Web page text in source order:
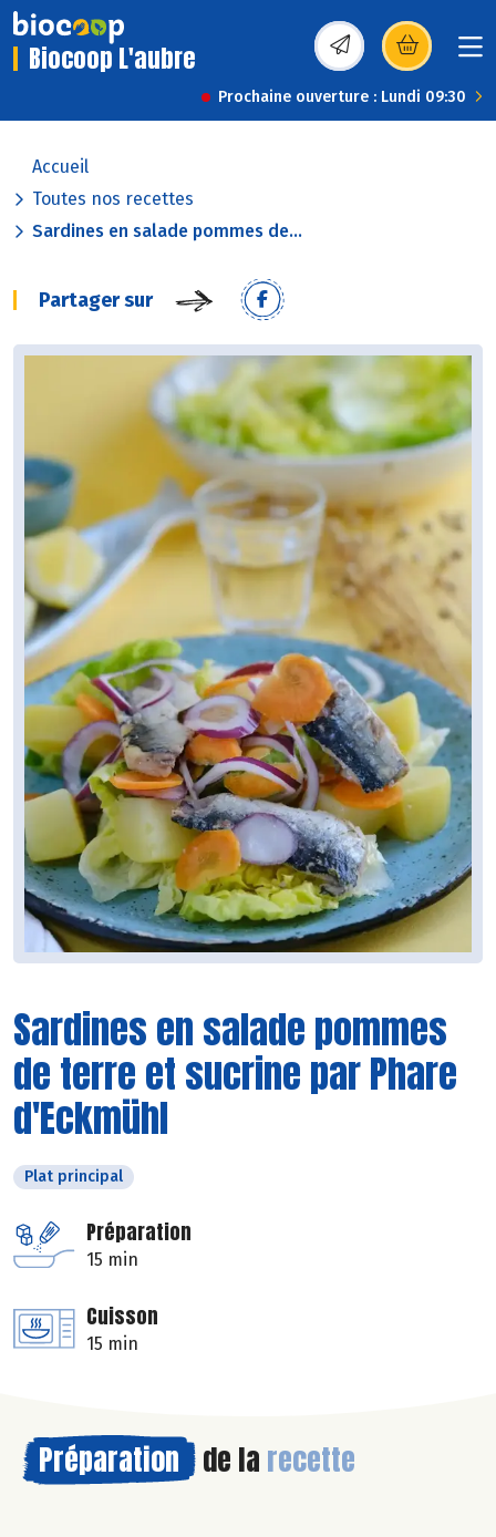
Biocoop L'aubre (s’ouvre dans une
Prochaine ouverture : Lundi 09:30
Accueil
Toutes nos recettes
Sardines en salade pommes de...
Partager sur
Sardines en salade pommes
de terre et sucrine par Phare
d'Eckmühl
Plat principal
Préparation
15 min
Cuisson
15 min
Préparation de la recette